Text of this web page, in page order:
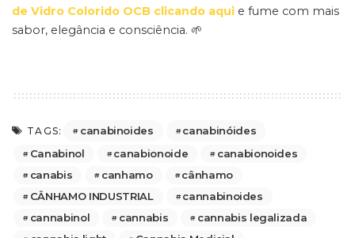
de Vidro Colorido OCB clicando aqui e fume com mais
sabor, elegância e consciência. 🌱
TAGS: canabinoides
canabinóides
Canabinol
canabionoide
canabionoides
canabis
canhamo
cânhamo
CÂNHAMO INDUSTRIAL
cannabinoides
cannabinol
cannabis
cannabis legalizada